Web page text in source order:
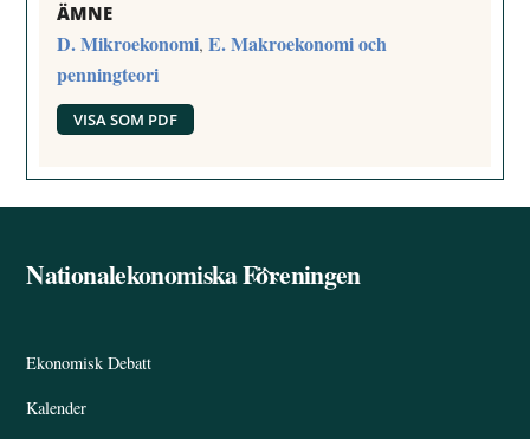
ÄMNE
D. Mikroekonomi,E. Makroekonomi och
penningteori
VISA SOM PDF
Back
Nationalekonomiska Föreningen
Ekonomisk Debatt
Kalender